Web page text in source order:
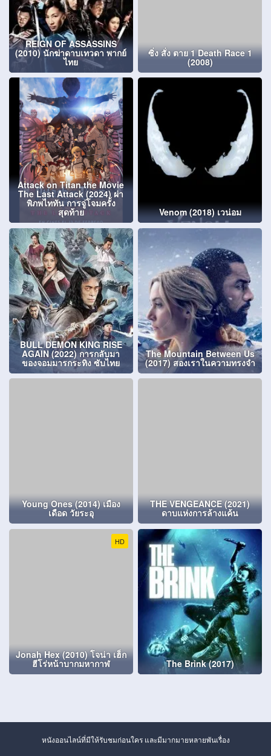
REIGN OF ASSASSINS
(2010) นักฆ่าดาบเทวดา พากย์
ไทย
ซิ่ง สั่ง ตาย 1 Death Race 1
(2008)
Attack on Titan the Movie
The Last Attack (2024) ผ่า
พิภพไททัน การจู่โจมครั้ง
สุดท้าย Venom (2018) เวน่อม
BULL DEMON KING RISE
AGAIN (2022) การกลับมา
ของจอมมารกระทิง ซับไทย
The Mountain Between Us
(2017) สองเราในความทรงจำ
Young Ones (2014) เมือง
เดือด วัยระอุ
THE VENGEANCE (2021)
ดาบแห่งการล้างแค้น
HD
Jonah Hex (2010) โจน่า เฮ็ก
ฮีโร่หน้าบากมหากาฬ The Brink (2017)
หนังออนไลน์ที่มีให้รับชมก่อนใคร และมีมากมายหลายพันเรื่อง